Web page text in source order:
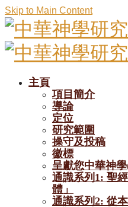
Skip to Main Content
主頁
項目簡介
導論
定位
研究範圍
操守及投稿
徽標
呈獻您中華神
通識系列1: 聖
體」
通識系列2: 從